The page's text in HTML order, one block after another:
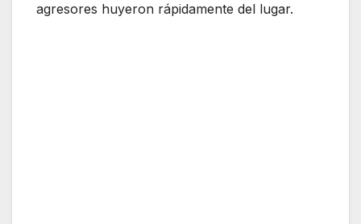
agresores huyeron rápidamente del lugar.